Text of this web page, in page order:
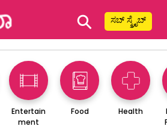
⚲ ಸಬ್ ಸ್ಕ್ರೈಬ್
Entertain
ment
Food Health